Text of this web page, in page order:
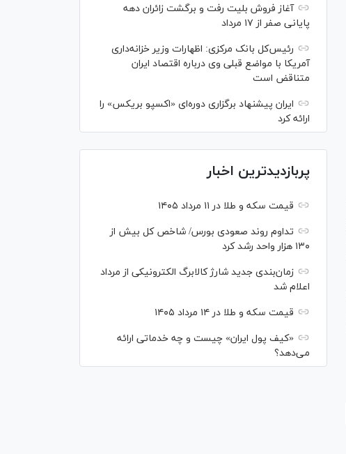
آغاز فروش بلیت رفت و برگشت زائران دهه
پایانی صفر از ۱۷ مرداد
رئیس‌کل بانک مرکزی: اظهارات وزیر خزانه‌داری
آمریکا با مواضع قبلی وی درباره اقتصاد ایران
متناقض است
ایران پیشنهاد برگزاری دوره‌ای «اکسپو بریکس» را
ارائه کرد
پربازدیدترین اخبار
قیمت سکه و طلا در ۱۱ مرداد ۱۴۰۵
تداوم روند صعودی بورس/ شاخص کل بیش از
۱۳۰ هزار واحد رشد کرد
زمان‌بندی جدید شارژ کالابرگ الکترونیکی از مرداد
اعلام شد
قیمت سکه و طلا در ۱۴ مرداد ۱۴۰۵
«کیف پول ایران» چیست و چه خدماتی ارائه
می‌دهد؟